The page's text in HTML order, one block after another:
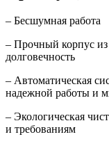
– Бесшумная работа
– Прочный корпус
долговечность
– Автоматическая
надежной работы и
– Экологическая
и требованиям